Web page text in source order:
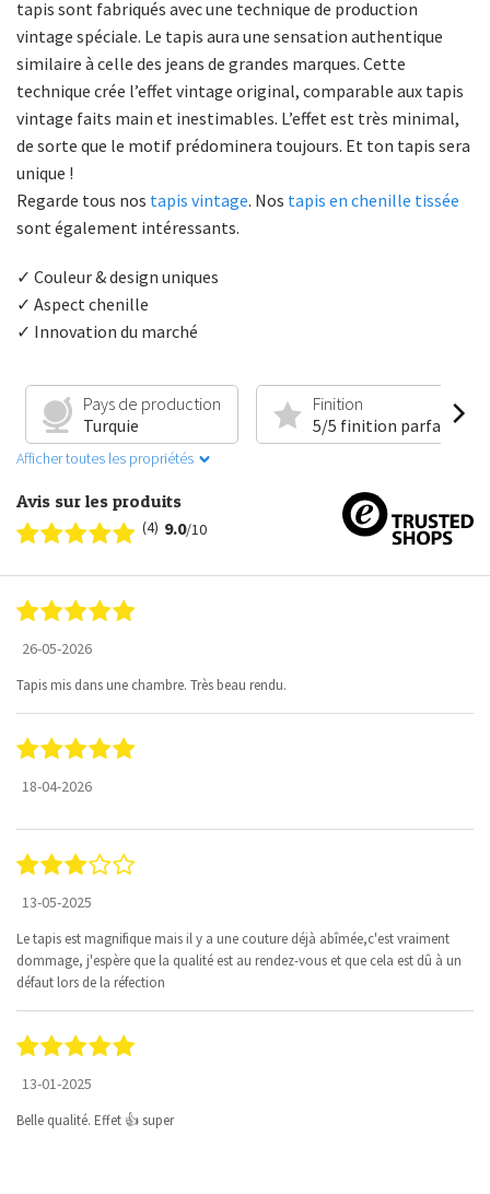
tapis sont fabriqués avec une technique de production
vintage spéciale. Le tapis aura une sensation authentique
similaire à celle des jeans de grandes marques. Cette
technique crée l’effet vintage original, comparable aux tapis
vintage faits main et inestimables. L’effet est très minimal,
de sorte que le motif prédominera toujours. Et ton tapis sera
unique !
Regarde tous nos tapis vintage. Nos tapis en chenille tissée
sont également intéressants.
✓ Couleur & design uniques
✓ Aspect chenille
✓ Innovation du marché
Pays de production
Turquie
Finition
5/5 finition parfaite
Afficher toutes les propriétés
Avis sur les produits
(4) 9.0/10
26-05-2026
Tapis mis dans une chambre. Très beau rendu.
18-04-2026
13-05-2025
Le tapis est magnifique mais il y a une couture déjà abîmée,c'est vraiment
dommage, j'espère que la qualité est au rendez-vous et que cela est dû à un
défaut lors de la réfection
13-01-2025
Belle qualité. Effet 👍 super